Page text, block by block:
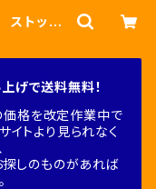
トッパ
げで送料無料！
格を改定作業中で
イトより見られなく
しのものがあれば